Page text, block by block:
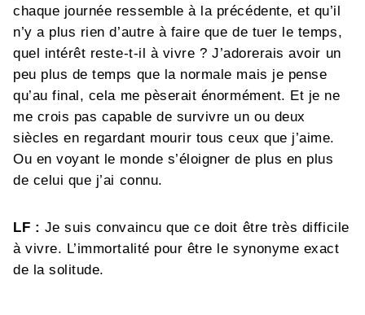
chaque journée ressemble à la précédente, et qu’il
n’y a plus rien d’autre à faire que de tuer le temps,
quel intérêt reste-t-il à vivre ? J’adorerais avoir un
peu plus de temps que la normale mais je pense
qu’au final, cela me pèserait énormément. Et je ne
me crois pas capable de survivre un ou deux
siècles en regardant mourir tous ceux que j’aime.
Ou en voyant le monde s’éloigner de plus en plus
de celui que j’ai connu.
LF : Je suis convaincu que ce doit être très difficile
à vivre. L’immortalité pour être le synonyme exact
de la solitude.